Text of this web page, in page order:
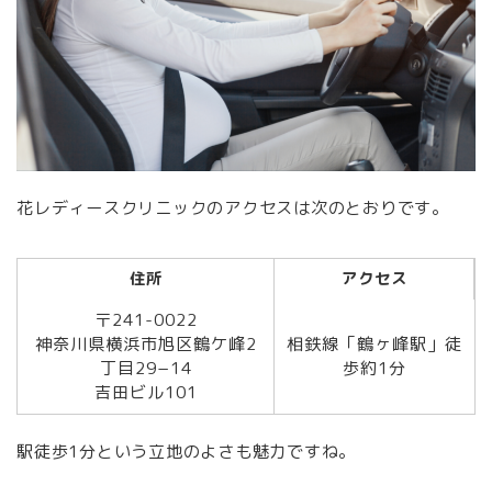
花レディースクリニックのアクセスは次のとおりです。
住所 アクセス
〒241-0022
神奈川県横浜市旭区鶴ケ峰2
丁目29−14
吉田ビル101
相鉄線「鶴ヶ峰駅」徒
歩約1分
駅徒歩1分という立地のよさも魅力ですね。